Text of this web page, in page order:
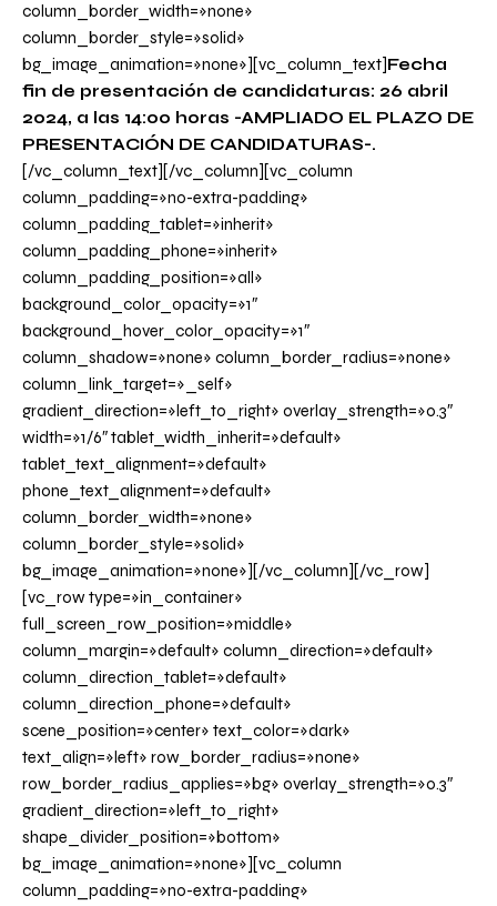
column_border_width=»none»
column_border_style=»solid»
bg_image_animation=»none»][vc_column_text]Fecha
fin de presentación de candidaturas: 26 abril
2024, a las 14:00 horas -AMPLIADO EL PLAZO DE
PRESENTACIÓN DE CANDIDATURAS-.
[/vc_column_text][/vc_column][vc_column
column_padding=»no-extra-padding»
column_padding_tablet=»inherit»
column_padding_phone=»inherit»
column_padding_position=»all»
background_color_opacity=»1″
background_hover_color_opacity=»1″
column_shadow=»none» column_border_radius=»none»
column_link_target=»_self»
gradient_direction=»left_to_right» overlay_strength=»0.3″
width=»1/6″ tablet_width_inherit=»default»
tablet_text_alignment=»default»
phone_text_alignment=»default»
column_border_width=»none»
column_border_style=»solid»
bg_image_animation=»none»][/vc_column][/vc_row]
[vc_row type=»in_container»
full_screen_row_position=»middle»
column_margin=»default» column_direction=»default»
column_direction_tablet=»default»
column_direction_phone=»default»
scene_position=»center» text_color=»dark»
text_align=»left» row_border_radius=»none»
row_border_radius_applies=»bg» overlay_strength=»0.3″
gradient_direction=»left_to_right»
shape_divider_position=»bottom»
bg_image_animation=»none»][vc_column
column_padding=»no-extra-padding»